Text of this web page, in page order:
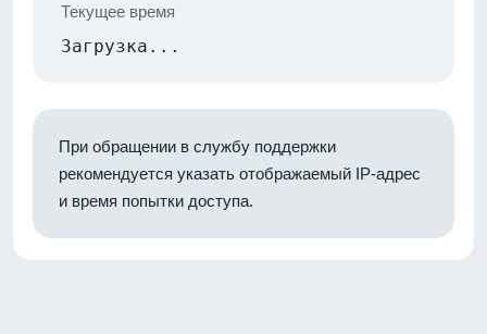
Текущее время
Загрузка...
При обращении в службу поддержки
рекомендуется указать отображаемый IP-адрес
и время попытки доступа.